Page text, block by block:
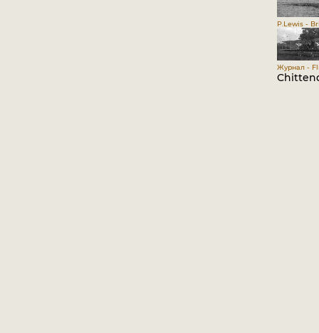
P.Lewis -
Журнал -